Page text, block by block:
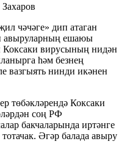
чәчәге» дип атаган
авыруларның ешаюы
Коксаки вирусының нидән
һәм безнең
вазгыять нинди икәнен
төбәкләрендә Коксаки
соң РФ
бакчаларында иртәнге
Әгәр балада авыру